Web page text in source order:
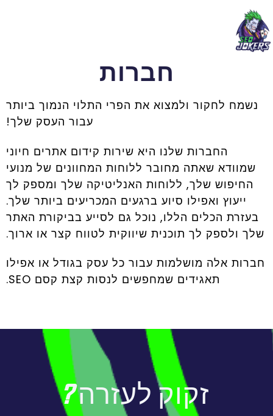
חברות
נשמח לחקור ולמצוא את הפרי התלוי הנמוך ביותר
עבור העסק שלך!
החברות שלנו היא שירות קידום אתרים חיוני
שמוודא שאתה מחובר ללוחות המחוונים של מנועי
החיפוש שלך, ללוחות האנליטיקה שלך ומספק לך
ייעוץ ואפילו סיוע ברגעים המכריעים ביותר שלך.
בעזרת הכלים הללו, נוכל גם לסייע בביקורת האתר
שלך ולספק לך תוכנית שיווקית לטווח קצר או ארוך.
חברות אלה מושלמות עבור כל עסק בגודל או אפילו
תאגידים שמחפשים לנסות קצת קסם SEO.
זקוק לעזרה?